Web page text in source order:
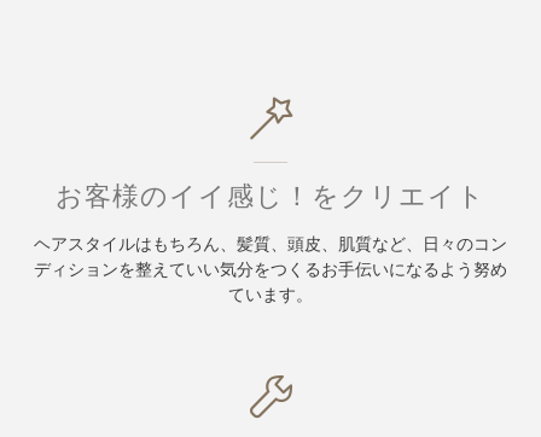
お客様のイイ感じ！をクリエイト
ヘアスタイルはもちろん、髪質、頭皮、肌質など、日々のコン
ディションを整えていい気分をつくるお手伝いになるよう努め
ています。